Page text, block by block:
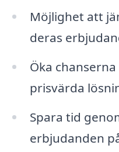
Möjlighet att
deras
Öka
prisvärda
Spara tid
erbjudanden